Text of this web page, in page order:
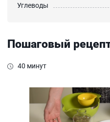
Углеводы
Пошаговый
40 минут